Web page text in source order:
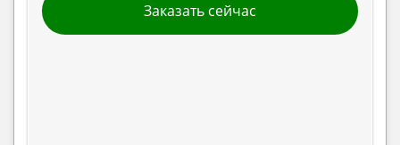
Заказать сейчас